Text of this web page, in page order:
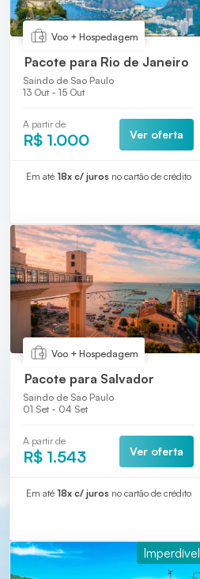
Voo + Hospedagem
Pacote para Rio de Janeiro
Saindo de Sao Paulo
13 Out - 15 Out
A partir de
R$ 1.000 Ver oferta
Em até 18x c/ juros no cartão de crédito
Voo + Hospedagem
Pacote para Salvador
Saindo de Sao Paulo
01 Set - 04 Set
A partir de
R$ 1.543 Ver oferta
Em até 18x c/ juros no cartão de crédito
Imperdível